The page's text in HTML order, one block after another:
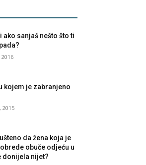
ako sanjaš nešto što ti
2016
kojem je zabranjeno
2015
da žena koja je
obuče odjeću u
donijela nijet?